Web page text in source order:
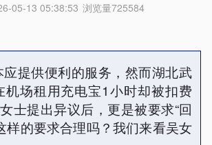
05-13 05:38:53 浏览量725584
提供便利的服务，然而湖北武
机场租用充电宝1小时却被扣费
士提出异议后，更是被要求“回
样的要求合理吗？我们来看吴女